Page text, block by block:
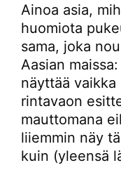
Ainoa asia,
huomiota
sama, joka
Aasian
näyttää
rintavaon
mauttomana
liiemmin näy
kuin (yleensä